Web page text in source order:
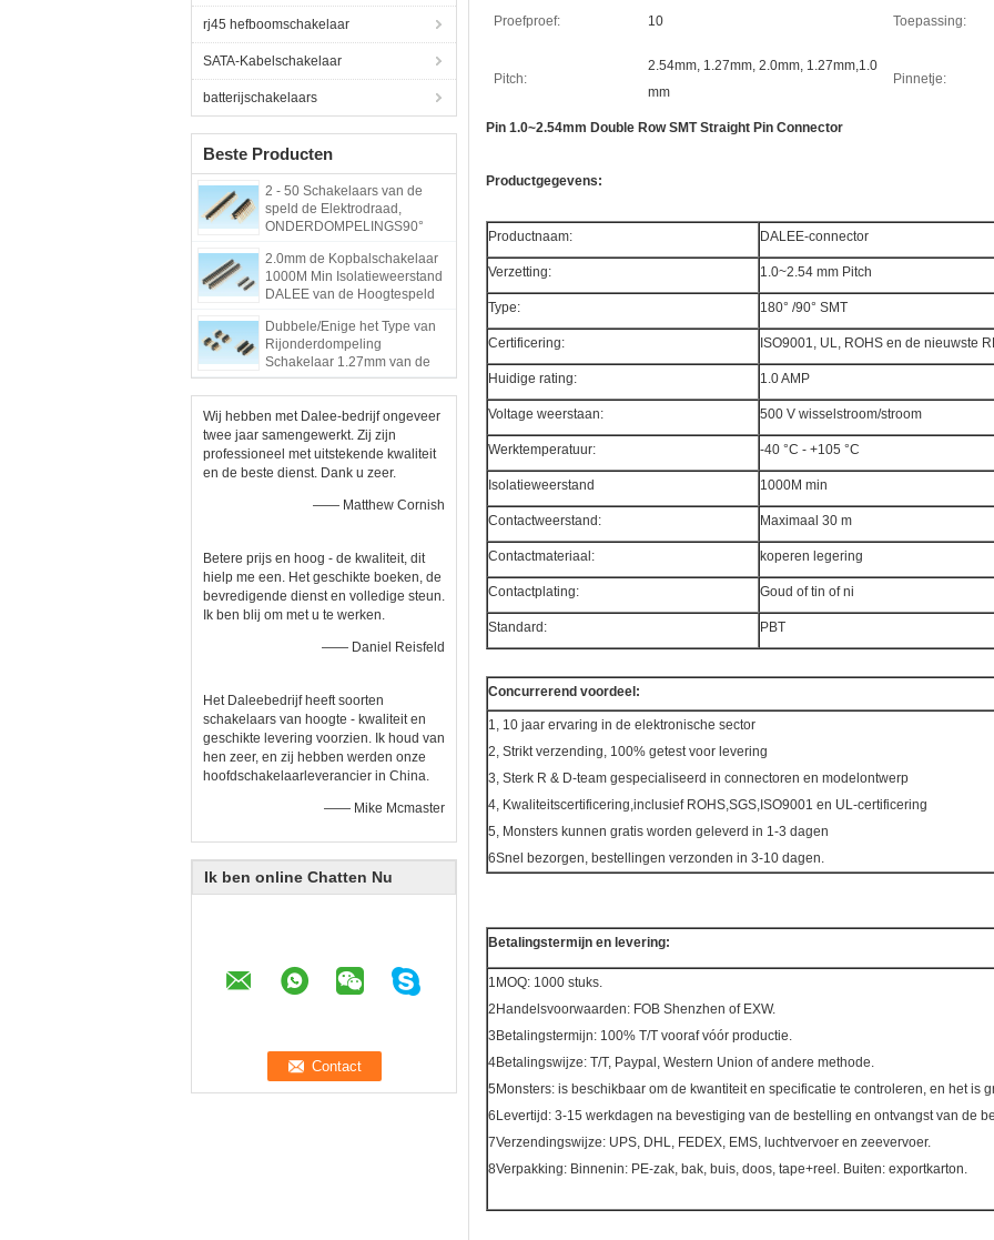
rj45 hefboomschakelaar
SATA-Kabelschakelaar
batterijschakelaars
Beste Producten
2 - 50 Schakelaars van de
speld de Elektrodraad,
ONDERDOMPELINGS90°
van de Speldkopbal
2.0mm de Kopbalschakelaar
1000M Min Isolatieweerstand
DALEE van de Hoogtespeld
Dubbele/Enige het Type van
Rijonderdompeling
Schakelaar 1.27mm van de
Speldkopbal Hoogtepbt Norm
Wij hebben met Dalee-bedrijf ongeveer
twee jaar samengewerkt. Zij zijn
professioneel met uitstekende kwaliteit
en de beste dienst. Dank u zeer.
—— Matthew Cornish
Betere prijs en hoog - de kwaliteit, dit
hielp me een. Het geschikte boeken, de
bevredigende dienst en volledige steun.
Ik ben blij om met u te werken.
—— Daniel Reisfeld
Het Daleebedrijf heeft soorten
schakelaars van hoogte - kwaliteit en
geschikte levering voorzien. Ik houd van
hen zeer, en zij hebben werden onze
hoofdschakelaarleverancier in China.
—— Mike Mcmaster
Ik ben online Chatten Nu
Proefproef: 10 Toepassing:
Pitch:
2.54mm, 1.27mm, 2.0mm, 1.27mm,1.0
mm
Pinnetje:
Pin 1.0~2.54mm Double Row SMT Straight Pin Connector
Productgegevens:
Productnaam: DALEE-connector
Verzetting: 1.0~2.54 mm Pitch
Type: 180° /90° SMT
Certificering: ISO9001, UL, ROHS en de nieuwste
Huidige rating: 1.0 AMP
Voltage weerstaan: 500 V wisselstroom/stroom
Werktemperatuur: -40 °C - +105 °C
Isolatieweerstand 1000M min
Contactweerstand: Maximaal 30 m
Contactmateriaal: koperen legering
Contactplating: Goud of tin of ni
Standard: PBT
Concurrerend voordeel:
1, 10 jaar ervaring in de elektronische sector
2, Strikt verzending, 100% getest voor levering
3, Sterk R & D-team gespecialiseerd in connectoren en modelontwerp
4, Kwaliteitscertificering,inclusief ROHS,SGS,ISO9001 en UL-certificering
5, Monsters kunnen gratis worden geleverd in 1-3 dagen
6Snel bezorgen, bestellingen verzonden in 3-10 dagen.
Betalingstermijn en levering:
1MOQ: 1000 stuks.
2Handelsvoorwaarden: FOB Shenzhen of EXW.
3Betalingstermijn: 100% T/T vooraf vóór productie.
4Betalingswijze: T/T, Paypal, Western Union of andere methode.
5Monsters: is beschikbaar om de kwantiteit en specificatie te controleren, en het is
6Levertijd: 3-15 werkdagen na bevestiging van de bestelling en ontvangst van de
7Verzendingswijze: UPS, DHL, FEDEX, EMS, luchtvervoer en zeevervoer.
8Verpakking: Binnenin: PE-zak, bak, buis, doos, tape+reel. Buiten: exportkarton.